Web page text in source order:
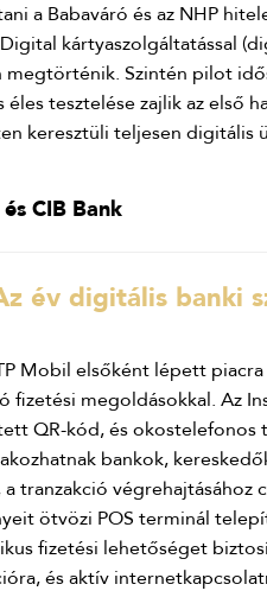
a Babaváró és az NHP
Digital kártyaszolgáltatással
Szintén pilot
éles tesztelése zajlik az
keresztüli teljesen digitális
CIB Bank
év digitális banki
Mobil elsőként lépett
fizetési megoldásokkal. Az
QR-kód, és okostelefonos
bankok,
tranzakció végrehajtásához
ötvözi POS terminál
fizetési lehetőséget
és aktív